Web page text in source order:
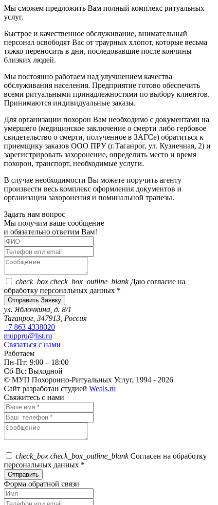
Мы сможем предложить Вам полный комплекс ритуальных
услуг.
Быстрое и качественное обслуживание, внимательный
персонал освободят Вас от траурных хлопот, которые весьма
тяжко переносить в дни, последовавшие после кончины
близких людей.
Мы постоянно работаем над улучшением качества
обслуживания населения. Предприятие готово обеспечить
всеми ритуальными принадлежностями по выбору клиентов.
Принимаются индивидуальные заказы.
Для организации похорон Вам необходимо с документами на
умершего (медицинское заключение о смерти либо гербовое
свидетельство о смерти, полученное в ЗАГСе) обратиться к
приемщику заказов ООО ПРУ (г.Таганрог, ул. Кузнечная, 2) и
зарегистрировать захоронение, определить место и время
похорон, транспорт, необходимые услуги.
В случае необходимости Вы можете поручить агенту
произвести весь комплекс оформления документов и
организации захоронения и поминальной трапезы.
Задать нам вопрос
Мы получим ваше сообщение
и обязательно ответим Вам!
check_box check_box_outline_blankДаю согласие на
обработку персональных данных *
ул. Яблочкина, д. 8/1
Таганрог, 347913, Россия
+7 863 4338020
muppru@list.ru
Связаться с нами
Работаем
Пн-Пт: 9:00 – 18:00
Сб-Вс: Выходной
© МУП Похоронно-Ритуальных Услуг, 1994 - 2026
Сайт разработан студией Weals.ru
Свяжитесь с нами
check_box check_box_outline_blankСогласен на обработку
персональных данных *
Форма обратной связи